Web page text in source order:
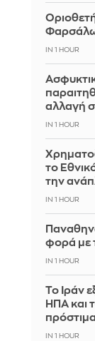
IN 1 HOUR
αλλαγή
IN 1 HOUR
το
την
IN 1 HOUR
φορά με
IN 1 HOUR
Το Ιράν
ΗΠΑ και
IN 1 HOUR